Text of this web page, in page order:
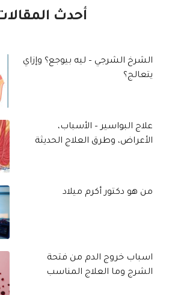
أحدث
الشرخ الشرجي – ليه بيوجع؟ وإزاي
يتعالج؟
علاج البواسير – الأسباب،
الأعراض، وطرق العلاج الحديثة
من هو دكتور أكرم ميلاد
اسباب خروج الدم من فتحة
الشرج وما العلاج المناسب